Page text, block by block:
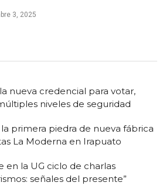
3, 2025
nueva credencial para votar,
niveles de seguridad
primera piedra de nueva fábrica
La Moderna en Irapuato
en la UG ciclo de charlas
señales del presente”